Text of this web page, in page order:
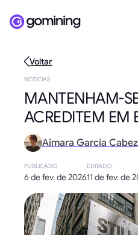
Voltar
NOTÍCIAS
MANTENHAM-
ACREDITEM EM
Aimara García
PUBLICADO
6 de fev. de 2026
EDITADO
11 de fev. de